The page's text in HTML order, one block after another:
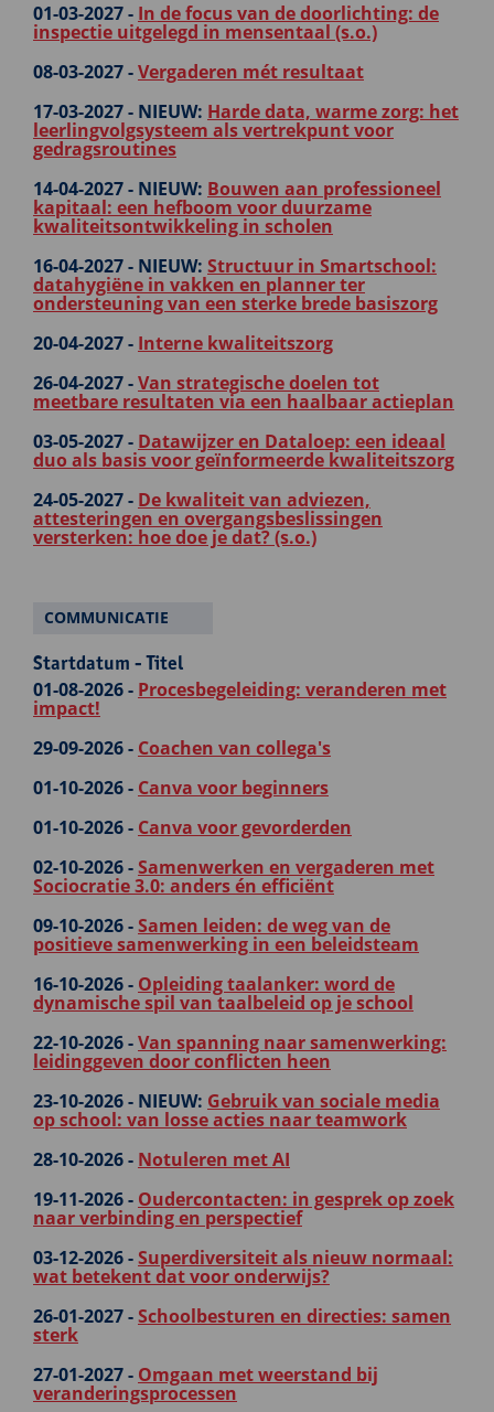
01-03-2027 - In de focus van de doorlichting: de
inspectie uitgelegd in mensentaal (s.o.)
08-03-2027 -Vergaderen mét resultaat
17-03-2027 - NIEUW: Harde data, warme zorg: het
leerlingvolgsysteem als vertrekpunt voor
gedragsroutines
14-04-2027 - NIEUW: Bouwen aan professioneel
kapitaal: een hefboom voor duurzame
kwaliteitsontwikkeling in scholen
16-04-2027 - NIEUW: Structuur in Smartschool:
datahygiëne in vakken en planner ter
ondersteuning van een sterke brede basiszorg
20-04-2027 - Interne kwaliteitszorg
26-04-2027 -Van strategische doelen tot
meetbare resultaten via een haalbaar actieplan
03-05-2027 - Datawijzer en Dataloep: een ideaal
duo als basis voor geïnformeerde kwaliteitszorg
24-05-2027 - De kwaliteit van adviezen,
attesteringen en overgangsbeslissingen
versterken: hoe doe je dat? (s.o.)
COMMUNICATIE
Startdatum - Titel
01-08-2026 - Procesbegeleiding: veranderen met
impact!
29-09-2026 - Coachen van collega's
01-10-2026 - Canva voor beginners
01-10-2026 - Canva voor gevorderden
02-10-2026 -Samenwerken en vergaderen met
Sociocratie 3.0: anders én efficiënt
09-10-2026 -Samen leiden: de weg van de
positieve samenwerking in een beleidsteam
16-10-2026 - Opleiding taalanker: word de
dynamische spil van taalbeleid op je school
22-10-2026 -Van spanning naar samenwerking:
leidinggeven door conflicten heen
23-10-2026 - NIEUW: Gebruik van sociale media
op school: van losse acties naar teamwork
28-10-2026 - Notuleren met AI
19-11-2026 - Oudercontacten: in gesprek op zoek
naar verbinding en perspectief
03-12-2026 -Superdiversiteit als nieuw normaal:
wat betekent dat voor onderwijs?
26-01-2027 -Schoolbesturen en directies: samen
sterk
27-01-2027 - Omgaan met weerstand bij
veranderingsprocessen